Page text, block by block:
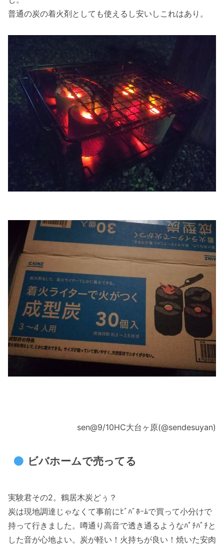
普通の炭の着火剤としても使えるし安いしこれはあり。
sen@9/10HC大台ヶ原(@sendesuyan)
ビバホームで売ってる
実験君その2。鶴居木炭どぅ？
炭は現地調達じゃなくて事前にﾋﾞﾊﾞﾎｰﾑで買って小分けで
持って行きました。噂通り高音で透き通るようなﾊﾟﾁﾊﾟﾁと
した音が心地よい。炭が軽い！火持ちが良い！焼いた安肉